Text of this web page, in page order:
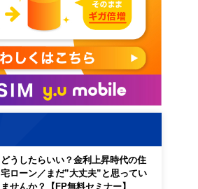
どうしたらいい？金利上昇時代の住
宅ローン／まだ”大丈夫”と思ってい
ませんか？【FP無料セミナー】